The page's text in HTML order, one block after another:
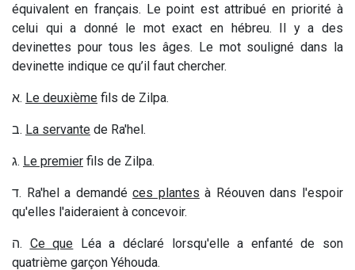
équivalent en français. Le point est attribué en priorité à
celui qui a donné le mot exact en hébreu. Il y a des
devinettes pour tous les âges. Le mot souligné dans la
devinette indique ce qu’il faut chercher.
א. Le deuxième fils de Zilpa.
ב. La servante de Ra'hel.
ג. Le premier fils de Zilpa.
ד. Ra'hel a demandéces plantes à Réouven dans l'espoir
qu'elles l'aideraient à concevoir.
ה. Ce que Léa a déclaré lorsqu'elle a enfanté de son
quatrième garçon Yéhouda.